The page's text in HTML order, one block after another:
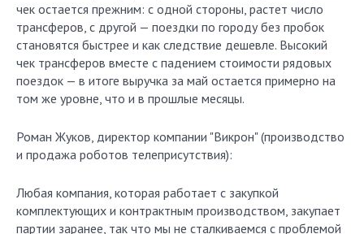
чек остается прежним: с одной стороны, растет число
трансферов, с другой — поездки по городу без пробок
становятся быстрее и как следствие дешевле. Высокий
чек трансферов вместе с падением стоимости рядовых
поездок — в итоге выручка за май остается примерно на
том же уровне, что и в прошлые месяцы.
Роман Жуков, директор компании "Викрон" (производство
и продажа роботов телеприсутствия):
Любая компания, которая работает с закупкой
комплектующих и контрактным производством, закупает
партии заранее, так что мы не сталкиваемся с проблемой